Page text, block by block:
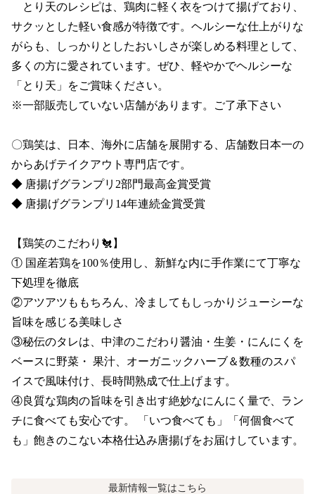
とり天のレシピは、鶏肉に軽く衣をつけて揚げており、
サクッとした軽い食感が特徴です。ヘルシーな仕上がりな
がらも、しっかりとしたおいしさが楽しめる料理として、
多くの方に愛されています。ぜひ、軽やかでヘルシーな
「とり天」をご賞味ください。
※一部販売していない店舗があります。ご了承下さい
〇鶏笑は、日本、海外に店舗を展開する、店舗数日本一の
からあげテイクアウト専門店です。
◆ 唐揚げグランプリ2部門最高金賞受賞
◆ 唐揚げグランプリ14年連続金賞受賞
【鶏笑のこだわり🐔】
① 国産若鶏を100％使用し、新鮮な内に手作業にて丁寧な
下処理を徹底
②アツアツももちろん、冷ましてもしっかりジューシーな
旨味を感じる美味しさ
③秘伝のタレは、中津のこだわり醤油・生姜・にんにくを
ベースに野菜・ 果汁、オーガニックハーブ＆数種のスパ
イスで風味付け、長時間熟成で仕上げます。
④良質な鶏肉の旨味を引き出す絶妙なにんにく量で、ラン
チに食べても安心です。 「いつ食べても」「何個食べて
も」飽きのこない本格仕込み唐揚げをお届けしています。
最新情報一覧はこちら